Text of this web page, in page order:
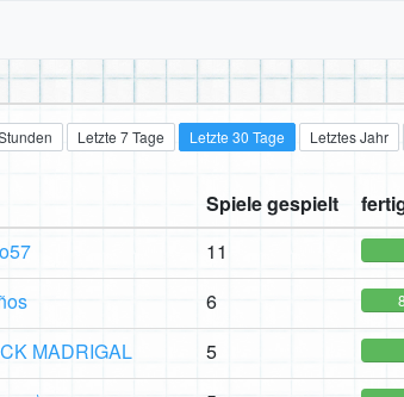
Letzte 7 Tage Letzte 30 Tage Letztes Jahr
Spiele gespielt
11
6
MADRIGAL 5